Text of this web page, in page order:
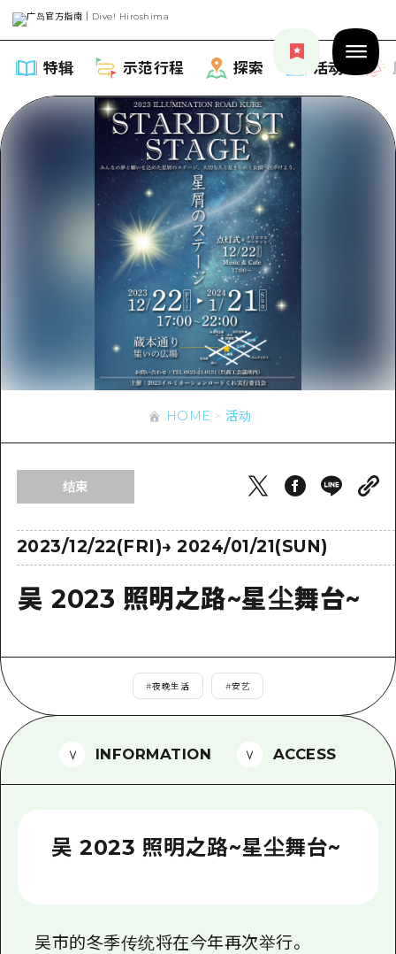
特辑 示范行程 探索 活动
特辑
列表
推荐
艺术
活动·庙会
美食·酒水
骑自行车
夜晚生活
世界遗产
学习·体验
历史·文化
自然
示范行程
列表
Dive!Hiroshima官方向导
广岛随意旅行
安艺
答对了
艺北
宫岛周边
短途旅行
半天
1晚2天
探索
列表
广岛市内
宫岛周边
东山口
活动
应时信息
列表
访问访问
次要流量摘要
设施拥堵
行李寄存和运送服务
广岛表情周游券
广岛免费无线上网
面向外国游客的街角旅游信息中心
通过视频介绍广岛县的魅力！
HOME
HOME 活动
结束
2023/12/22(FRI)→2024/01/21(SUN)
吴 2023 照明之路~星尘舞台~
#夜晚生活 #安艺
INFORMATION ACCESS
吴 2023 照明之路~星尘舞台~
吴市的冬季传统将在今年再次举行。